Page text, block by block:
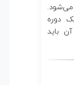
می‌شود.
دوره
باید